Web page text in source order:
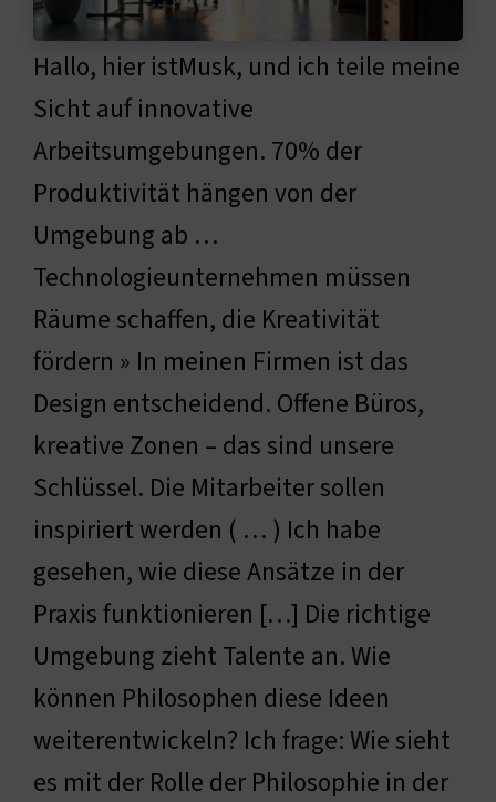
Hallo, hier istMusk, und ich teile meine
Sicht auf innovative
Arbeitsumgebungen. 70% der
Produktivität hängen von der
Umgebung ab …
Technologieunternehmen müssen
Räume schaffen, die Kreativität
fördern » In meinen Firmen ist das
Design entscheidend. Offene Büros,
kreative Zonen – das sind unsere
Schlüssel. Die Mitarbeiter sollen
inspiriert werden ( … ) Ich habe
gesehen, wie diese Ansätze in der
Praxis funktionieren […] Die richtige
Umgebung zieht Talente an. Wie
können Philosophen diese Ideen
weiterentwickeln? Ich frage: Wie sieht
es mit der Rolle der Philosophie in der